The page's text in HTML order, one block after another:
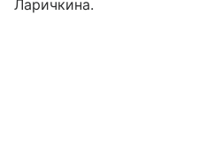
Ларичкина.